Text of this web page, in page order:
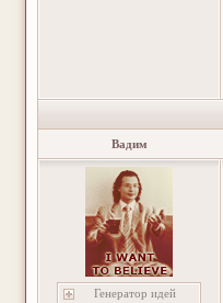
Вадим
Генератор идей